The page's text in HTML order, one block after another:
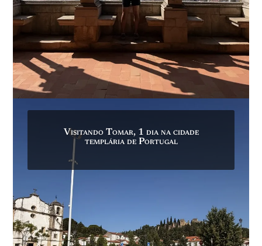
Visitando Tomar, 1 dia na cidade
templária de Portugal